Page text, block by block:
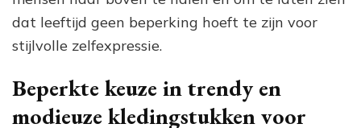
dat leeftijd geen beperking hoeft te zijn voor
stijlvolle zelfexpressie.
Beperkte keuze in trendy en
modieuze kledingstukken voor